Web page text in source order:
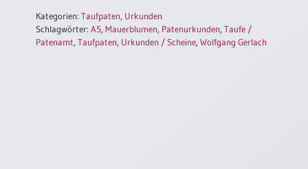
Kategorien:Taufpaten, Urkunden
Schlagwörter:A5,Mauerblumen, Patenurkunden,Taufe /
Patenamt,Taufpaten, Urkunden / Scheine,Wolfgang Gerlach